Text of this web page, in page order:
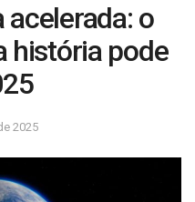
acelerada: o
história pode
2025